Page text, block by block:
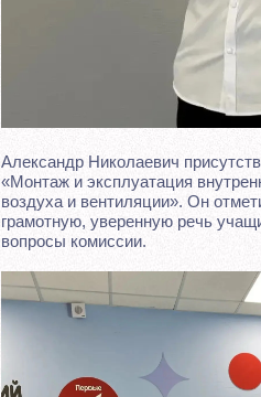
Александр Николаевич
«Монтаж и эксплуатация
воздуха и вентиляции». Он
грамотную, уверенную речь
вопросы комиссии.